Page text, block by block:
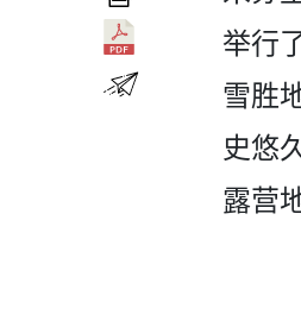
举行
雪胜
史悠
露营